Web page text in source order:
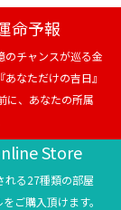
命予報
のチャンスが巡る金
なただけの吉日』
に、あなたの所属
Store
れる27種類の部屋
ご購入頂けます。